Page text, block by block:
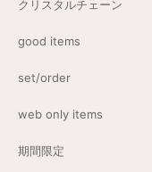
クリスタルチェーン
good items
set/order
web only items
期間限定